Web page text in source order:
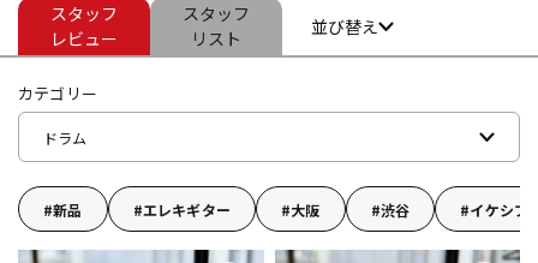
ドラム パーカッション
管楽器 その他楽器
スタッフ
レビュー
スタッフ
リスト
並び替え
カテゴリー
ドラム
新品 エレキギター 大阪 渋谷 イケシブ